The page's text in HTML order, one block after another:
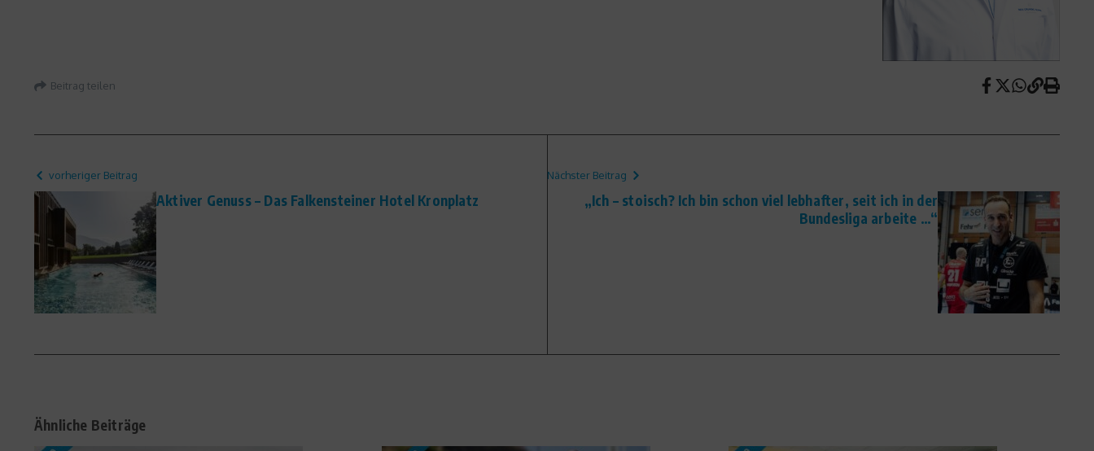
Beitrag teilen
vorheriger Beitrag
Aktiver Genuss – Das Falkensteiner Hotel Kronplatz
Nächster Beitrag
„Ich – stoisch? Ich bin schon viel lebhafter, seit ich in der
Bundesliga arbeite …“
Ähnliche Beiträge